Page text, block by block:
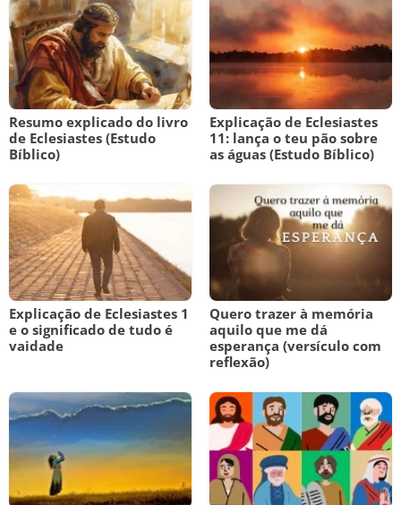
Resumo explicado do livro
de Eclesiastes (Estudo
Bíblico)
Explicação de Eclesiastes
11: lança o teu pão sobre
as águas (Estudo Bíblico)
Explicação de Eclesiastes 1
e o significado de tudo é
vaidade
Quero trazer à memória
aquilo que me dá
esperança (versículo com
reflexão)